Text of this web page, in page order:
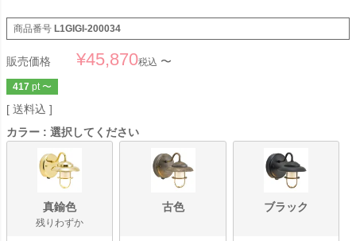
商品番号 L1GIGI-200034
販売価格 ¥45,870税込 〜
417 pt 〜
送料込
カラー
選択してください
真鍮色
残りわずか
古色 ブラック